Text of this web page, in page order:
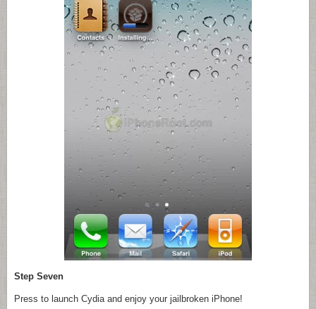
Step Seven
Press to launch Cydia and enjoy your jailbroken iPhone!